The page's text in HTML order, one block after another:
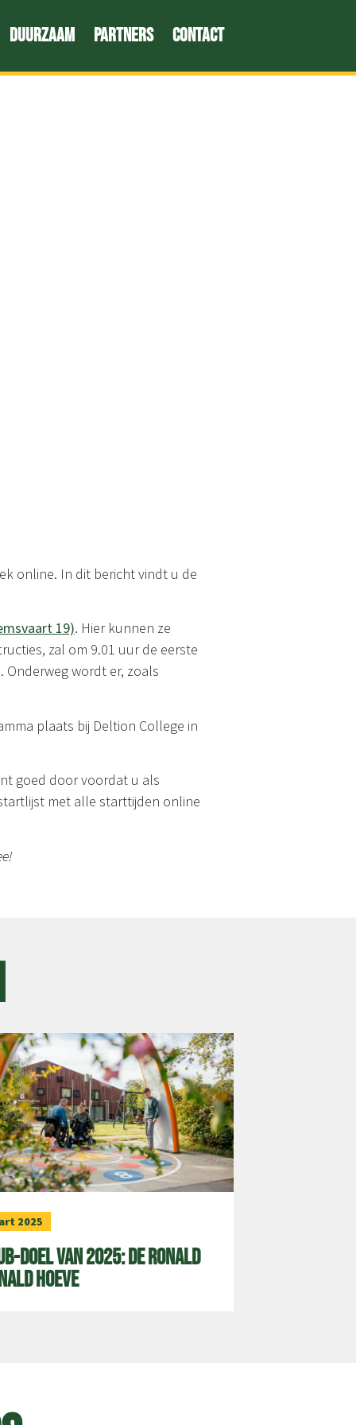
Duurzaam Partners Contact
online. In dit bericht vindt u de
19). Hier kunnen ze
zal om 9.01 uur de eerste
Onderweg wordt er, zoals
plaats bij Deltion College in
goed door voordat u als
met alle starttijden online
2025
doel van 2025: de Ronald
Hoeve